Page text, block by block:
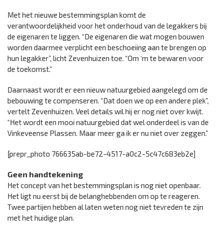
Met het nieuwe bestemmingsplan komt de
verantwoordelijkheid voor het onderhoud van de legakkers bij
de eigenaren te liggen. “De eigenaren die wat mogen bouwen
worden daarmee verplicht een beschoeiing aan te brengen op
hun legakker”, licht Zevenhuizen toe. “Om ‘m te bewaren voor
de toekomst.”
Daarnaast wordt er een nieuw natuurgebied aangelegd om de
bebouwing te compenseren. “Dat doen we op een andere plek”,
vertelt Zevenhuizen. Veel details wil hij er nog niet over kwijt.
“Het wordt een mooi natuurgebied dat wel onderdeel is van de
Vinkeveense Plassen. Maar meer ga ik er nu niet over zeggen.”
[prepr_photo 766635ab-be72-4517-a0c2-5c47c683eb2e]
Geen handtekening
Het concept van het bestemmingsplan is nog niet openbaar.
Het ligt nu eerst bij de belanghebbenden om op te reageren.
Twee partijen hebben al laten weten nog niet tevreden te zijn
met het huidige plan.